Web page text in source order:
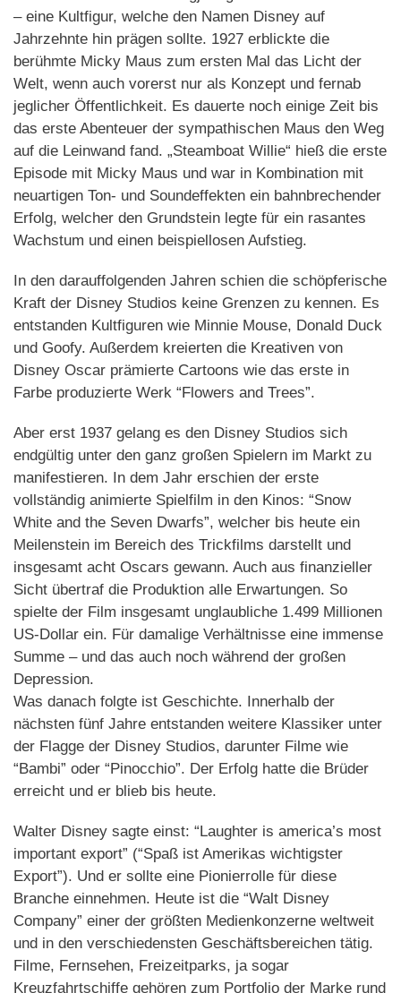
– eine Kultfigur, welche den Namen Disney auf
Jahrzehnte hin prägen sollte. 1927 erblickte die
berühmte Micky Maus zum ersten Mal das Licht der
Welt, wenn auch vorerst nur als Konzept und fernab
jeglicher Öffentlichkeit. Es dauerte noch einige Zeit bis
das erste Abenteuer der sympathischen Maus den Weg
auf die Leinwand fand. „Steamboat Willie“ hieß die erste
Episode mit Micky Maus und war in Kombination mit
neuartigen Ton- und Soundeffekten ein bahnbrechender
Erfolg, welcher den Grundstein legte für ein rasantes
Wachstum und einen beispiellosen Aufstieg.
In den darauffolgenden Jahren schien die schöpferische
Kraft der Disney Studios keine Grenzen zu kennen. Es
entstanden Kultfiguren wie Minnie Mouse, Donald Duck
und Goofy. Außerdem kreierten die Kreativen von
Disney Oscar prämierte Cartoons wie das erste in
Farbe produzierte Werk “Flowers and Trees”.
Aber erst 1937 gelang es den Disney Studios sich
endgültig unter den ganz großen Spielern im Markt zu
manifestieren. In dem Jahr erschien der erste
vollständig animierte Spielfilm in den Kinos: “Snow
White and the Seven Dwarfs”, welcher bis heute ein
Meilenstein im Bereich des Trickfilms darstellt und
insgesamt acht Oscars gewann. Auch aus finanzieller
Sicht übertraf die Produktion alle Erwartungen. So
spielte der Film insgesamt unglaubliche 1.499 Millionen
US-Dollar ein. Für damalige Verhältnisse eine immense
Summe – und das auch noch während der großen
Depression.
Was danach folgte ist Geschichte. Innerhalb der
nächsten fünf Jahre entstanden weitere Klassiker unter
der Flagge der Disney Studios, darunter Filme wie
“Bambi” oder “Pinocchio”. Der Erfolg hatte die Brüder
erreicht und er blieb bis heute.
Walter Disney sagte einst: “Laughter is america’s most
important export” (“Spaß ist Amerikas wichtigster
Export”). Und er sollte eine Pionierrolle für diese
Branche einnehmen. Heute ist die “Walt Disney
Company” einer der größten Medienkonzerne weltweit
und in den verschiedensten Geschäftsbereichen tätig.
Filme, Fernsehen, Freizeitparks, ja sogar
Kreuzfahrtschiffe gehören zum Portfolio der Marke rund